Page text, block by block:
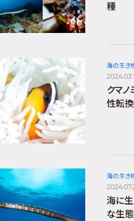
種
海の生き
クマ
性転換
海の生き
海に
な生